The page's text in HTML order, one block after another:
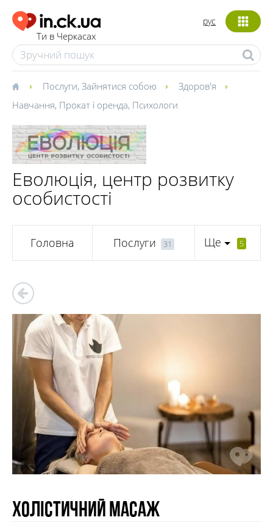
Ти в Черкасах
рус
Послуги, Зайнятися собою
Здоров'я
Навчання, Прокат і оренда, Психологи
Еволюція, центр розвитку
особистості
Головна Послуги 31 Ще 5
Холістичний масаж